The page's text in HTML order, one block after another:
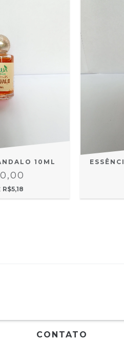
10ML
R$5,18
CONTATO